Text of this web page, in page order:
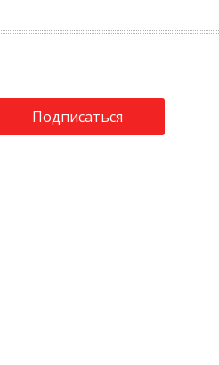
Подписаться